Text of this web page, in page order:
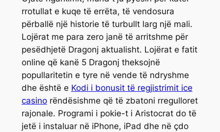
rrotullat e kuqe të errëta, të vendosura
përballë një historie të turbullt larg një mali.
Lojërat me para zero janë të arritshme për
pesëdhjetë Dragonj aktualisht. Lojërat e fatit
online që kanë 5 Dragonj theksojnë
popullaritetin e tyre në vende të ndryshme
dhe është e Kodi i bonusit të regjistrimit ice
casinorëndësishme që të zbatoni rregulloret
rajonale. Programi i pokie-t i Aristocrat do të
jetë i instaluar në iPhone, iPad dhe në çdo